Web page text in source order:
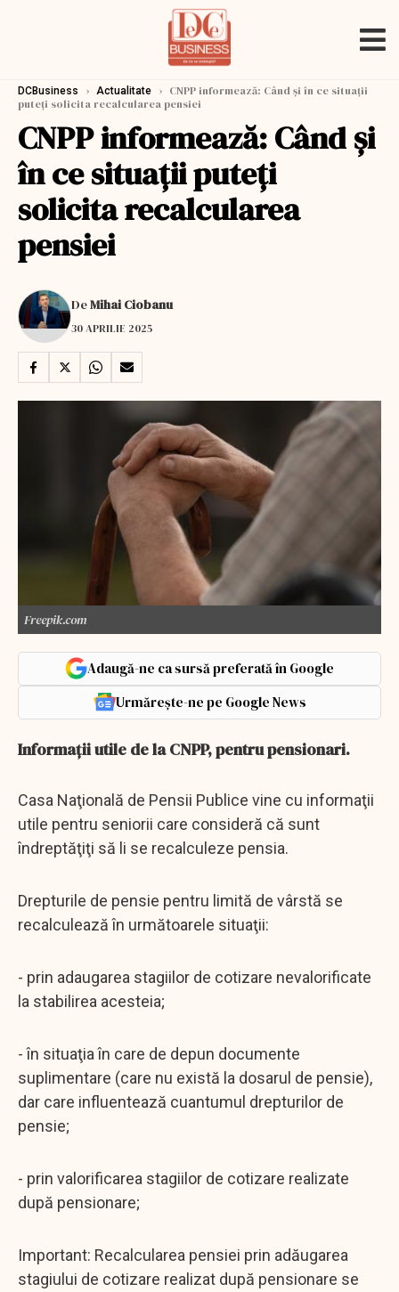
DCBusiness › Actualitate › CNPP informează: Când şi în ce situaţii
puteţi solicita recalcularea pensiei
CNPP informează: Când şi
în ce situaţii puteţi
solicita recalcularea
pensiei
DeMihai Ciobanu
30 APRILIE 2025
Freepik.com
Adaugă-ne ca sursă preferată în Google
Urmărește-ne pe Google News
Informaţii utile de la CNPP, pentru pensionari.
Casa Naţională de Pensii Publice vine cu informaţii
utile pentru seniorii care consideră că sunt
îndreptăţiţi să li se recalculeze pensia.
Drepturile de pensie pentru limită de vârstă se
recalculează în următoarele situaţii:
- prin adaugarea stagiilor de cotizare nevalorificate
la stabilirea acesteia;
- în situaţia în care de depun documente
suplimentare (care nu există la dosarul de pensie),
dar care influentează cuantumul drepturilor de
pensie;
- prin valorificarea stagiilor de cotizare realizate
după pensionare;
Important: Recalcularea pensiei prin adăugarea
stagiului de cotizare realizat după pensionare se